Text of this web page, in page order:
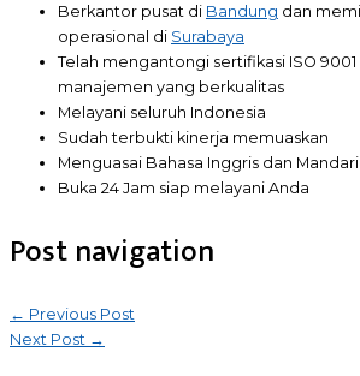
Berkantor pusat di Bandung dan
operasional di Surabaya
Telah mengantongi sertifikasi ISO
manajemen yang berkualitas
Melayani seluruh Indonesia
Sudah terbukti kinerja memuaskan
Menguasai Bahasa Inggris dan
Buka 24 Jam siap melayani Anda
Post navigation
← Previous Post
Next Post →